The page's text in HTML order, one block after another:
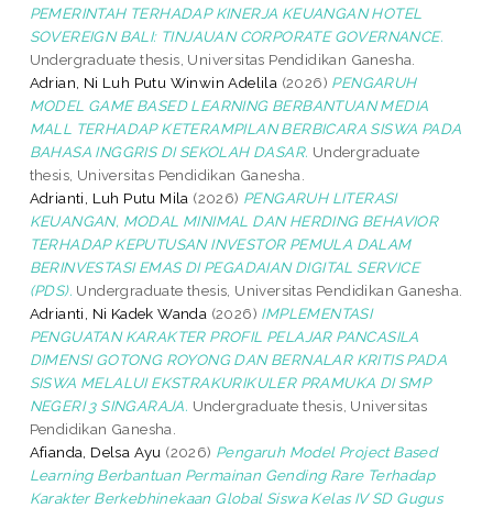
PEMERINTAH TERHADAP KINERJA KEUANGAN HOTEL
SOVEREIGN BALI: TINJAUAN CORPORATE GOVERNANCE.
Undergraduate thesis, Universitas Pendidikan Ganesha.
Adrian, Ni Luh Putu Winwin Adelila (2026) PENGARUH
MODEL GAME BASED LEARNING BERBANTUAN MEDIA
MALL TERHADAP KETERAMPILAN BERBICARA SISWA PADA
BAHASA INGGRIS DI SEKOLAH DASAR. Undergraduate
thesis, Universitas Pendidikan Ganesha.
Adrianti, Luh Putu Mila (2026) PENGARUH LITERASI
KEUANGAN, MODAL MINIMAL DAN HERDING BEHAVIOR
TERHADAP KEPUTUSAN INVESTOR PEMULA DALAM
BERINVESTASI EMAS DI PEGADAIAN DIGITAL SERVICE
(PDS). Undergraduate thesis, Universitas Pendidikan Ganesha.
Adrianti, Ni Kadek Wanda (2026) IMPLEMENTASI
PENGUATAN KARAKTER PROFIL PELAJAR PANCASILA
DIMENSI GOTONG ROYONG DAN BERNALAR KRITIS PADA
SISWA MELALUI EKSTRAKURIKULER PRAMUKA DI SMP
NEGERI 3 SINGARAJA. Undergraduate thesis, Universitas
Pendidikan Ganesha.
Afianda, Delsa Ayu (2026) Pengaruh Model Project Based
Learning Berbantuan Permainan Gending Rare Terhadap
Karakter Berkebhinekaan Global Siswa Kelas IV SD Gugus